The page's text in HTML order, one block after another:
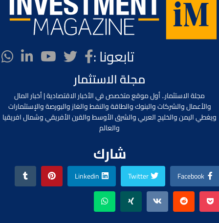
تابعونا :
مجلة الاستثمار
مجلة الاستثمار.. أول موقع متخصص في الأخبار الاقتصادية | أخبار المال
والأعمال والشركات والبنوك والطاقة والنفط والغاز والبورصة والإستثمارات
ويغطي اليمن والخليج العربي والشرق الأوسط والقرن الأفريقي وشمال افريقيا
والعالم
شارك
Facebook
Twitter
Linkedin